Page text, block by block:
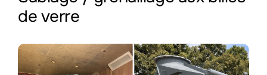
de verre